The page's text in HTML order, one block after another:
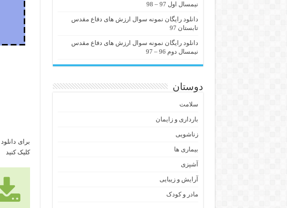
کلیک کنید
نیمسال اول 97 – 98
دانلود رایگان نمونه سوال ارزش های دفاع مقدس
تابستان 97
دانلود رایگان نمونه سوال ارزش های دفاع مقدس
نیمسال دوم 96 – 97
دوستان
سلامت
بارداری و زایمان
زناشویی
بیماری ها
آشپزی
آرایش و زیبایی
مادر و کودک